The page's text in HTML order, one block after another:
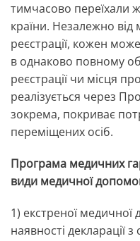
тимчасово переїхали
країни. Незалежно від
реєстрації, кожен
в однаково повному
реєстрації чи місця
реалізується через
зокрема, покриває
переміщених осіб.
Програма медичних
види медичної
1) екстреної
наявності декларації